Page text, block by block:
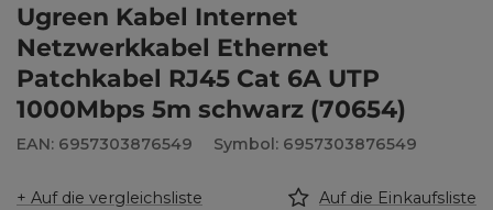
Ugreen Kabel Internet
Netzwerkkabel Ethernet
Patchkabel RJ45 Cat 6A UTP
1000Mbps 5m schwarz (70654)
EAN: 6957303876549 Symbol: 6957303876549
+ Auf die vergleichsliste Auf die Einkaufsliste